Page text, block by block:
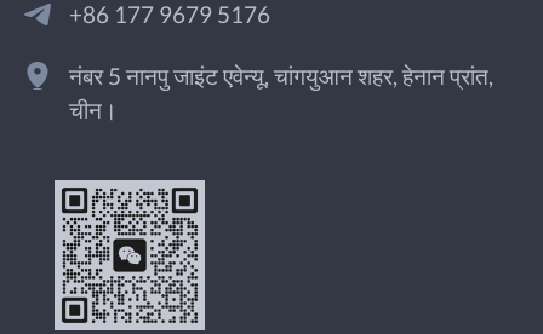
+86 177 9679 5176
नंबर 5 नानपु जाइंट एवेन्यू, चांगयुआन शहर, हेनान प्रांत,
चीन।